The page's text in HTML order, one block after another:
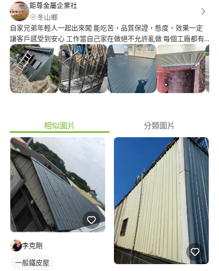
鉅尊金屬企業社
冬山鄉
自家兄弟年輕人一起出來闖 能吃苦，品質保證，態度，效果一定
讓客戶感受到安心 工作當自己家在做絕不允許亂做 每個工廠都有
他的用意方式完成 鐵工方面，白鐵製作，手工改裝改造，窗戶，
門，拆除，打石，輕鋼架，加蓋鐵皮屋頂，浪板換新，補油漆，防
水工程，屋頂隔熱工程
相似圖片 分類圖片
李克剛
一般鐵皮屋